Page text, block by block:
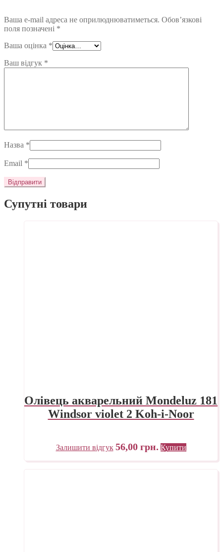
Ваша e-mail адреса не оприлюднюватиметься. Обов’язкові
поля позначені *
Ваша оцінка *
Ваш відгук *
Назва *
Email *
Супутні товари
Олівець акварельний Mondeluz 181
Windsor violet 2 Koh-i-Noor
Залишити відгук 56,00 грн. Купити